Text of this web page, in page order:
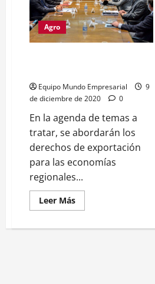
Agro
Equipo Mundo Empresarial
9
de diciembre de 2020
0
En la agenda de temas a
tratar, se abordarán los
derechos de exportación
para las economías
regionales...
Leer MásLeer
más
Nuevamente